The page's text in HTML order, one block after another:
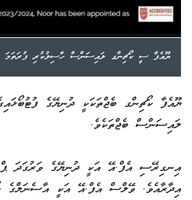
ޔޫއެފާ ސީ ކޯޗިންގ ލައިސަންސް ހާސިލުކުރި ފުރަތަމަ
ޔޫއެފާ ކޯޗިންގ ބެޖްތަކަކީ ދުނިޔޭގެ
ލައިސަންސް ބެޖްތަކެވެ.
އިނގިރޭސި އެފް.އޭ އަކީ ދުނިޔޭގެ ވަރުގަދަ
އިދާރާއެވެ. ވޭލްސް އެފް.އޭ އަކީ އާސެނަލްގެ